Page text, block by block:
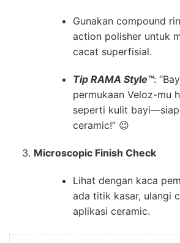
Gunakan compound
action polisher untuk
cacat superfisial.
Tip RAMA Style™:
permukaan Veloz-mu
seperti kulit bayi—siap
ceramic!” 😉
Microscopic Finish Check
Lihat dengan kaca
ada titik kasar, ulangi
aplikasi ceramic.